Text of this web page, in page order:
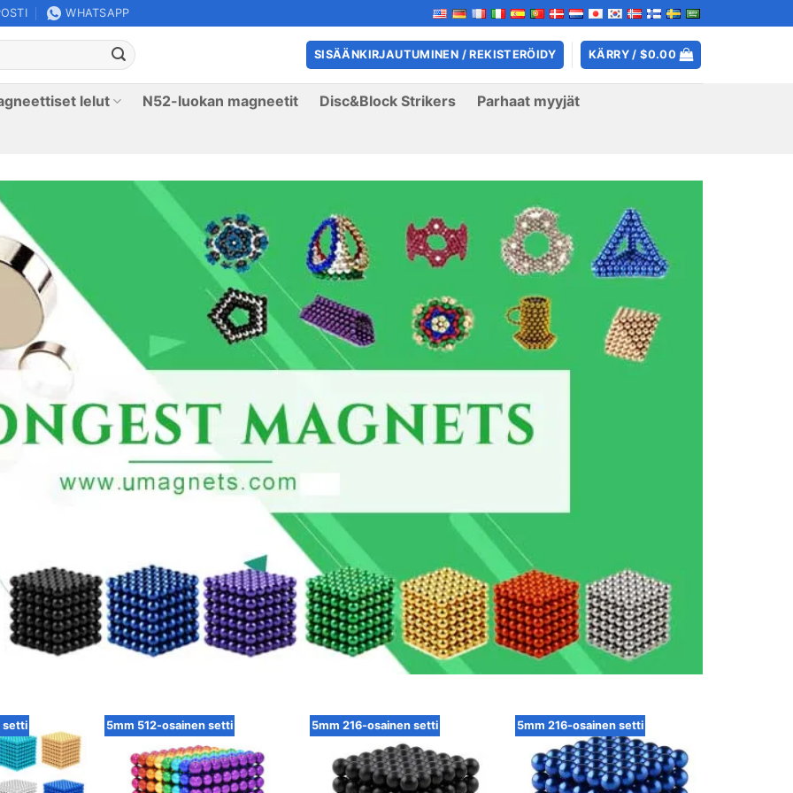
WHATSAPP
SISÄÄNKIRJAUTUMINEN / REKISTERÖIDY KÄRRY /$0.00
lelut N52-luokan magneetit Disc&Block Strikers
Parhaat myyjät
setti 5mm 512-osainen setti 5mm 216-osainen setti 5mm 216-osainen setti